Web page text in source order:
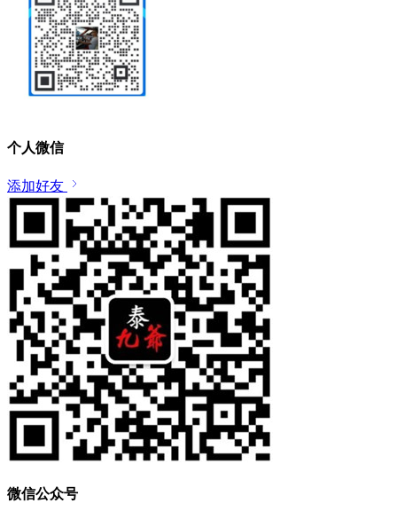
个人微信
添加好友
微信公众号